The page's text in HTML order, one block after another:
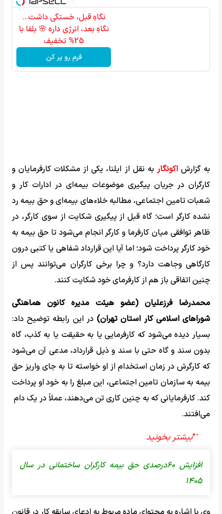
نگاهِ قبل، خستگی داشت...
نگاهِ بعد، انرژی داره 🌸 بلفا با
25% تخفیف
فرم رو پر کن
به گزارشاکونگار به نقل از ایلنا، یکی از مشکلات کارفرمایان و
کارگران در جریان پیگیری موضوعات بیمه‌ای در ادارات کار و
شعبات تامین اجتماعی، مطالبه خلاءهای بیمه‌ای و حق بیمه رد
نشده کارگر است؛ گاه قبل از پیگیری شکایت از سوی کارگر، در
ظاهر توافقی میان کارفرما و کارگر انجام می‌شود تا حق بیمه به
خود کارگر پرداخت شود؛ اما آیا این قرارداد شفاهی یا کتبی درون
کارگاهی وجاهت دارد؟ و چرا برخی کارگران می‌توانند پس از
چنین اتفاقی باز هم از کارفرمای خود شکایت کنند.
محمدرضا فرزعلیان (عضو هیئت مدیره کانون هماهنگی
شوراهای اسلامی کار استان تهران) در این رابطه توضیح داد:
بسیار دیده می‌شود که کارفرمایی یا به حقیقت یا به کذب، گاه
بدون سند و گاه حتی با سند و ذیل قرارداد، مدعی آن می‌شود
که کارگرش در زمان استخدام از او خواسته تا به جای واریز حق
بیمه به سازمان تامین اجتماعی، این مبلغ را به خود او پرداخت
کند. کارفرمایانی که به چنین کاری تن می‌دهند، عملاً در یک دام
می‌افتند.
افزایش ۶۰درصدی حق بیمه کارگران ساختمانی در سال
۱۴۰۵